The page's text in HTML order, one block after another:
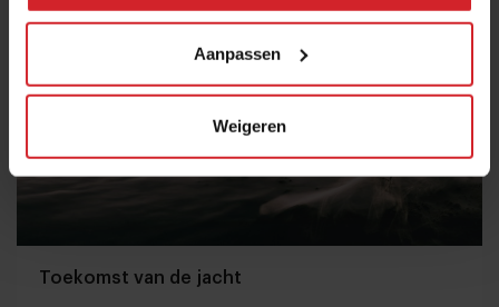
Aanpassen
Weigeren
Toekomst van de jacht